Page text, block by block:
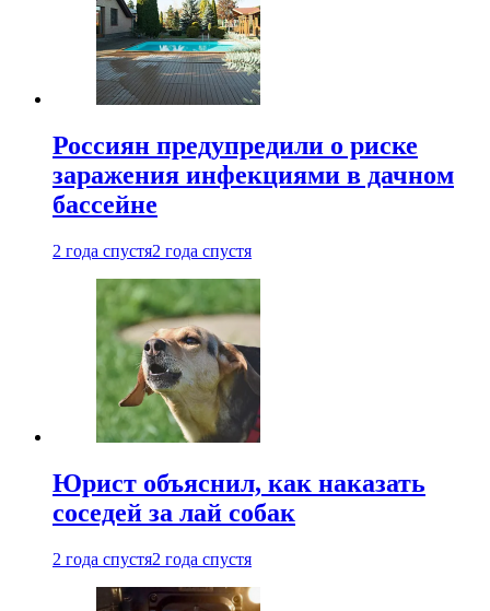
Россиян предупредили о риске
заражения инфекциями в дачном
бассейне
2 года спустя2 года спустя
Юрист объяснил, как наказать
соседей за лай собак
2 года спустя2 года спустя